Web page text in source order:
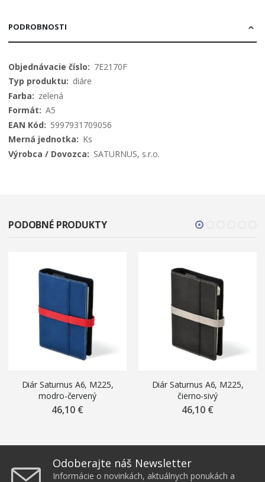
PODROBNOSTI
Viac
informácií
7E2170F
diáre
zelená
A5
5997931709056
Ks
SATURNUS, s.r.o.
PODOBNÉ PRODUKTY
Diár Saturnus A6, M225,
modro-červený
46,10 €
Diár Saturnus A6, M225,
čierno-sivý
46,10 €
Odoberajte náš Newsletter
Informácie o novinkách, aktuálnych ponukách a